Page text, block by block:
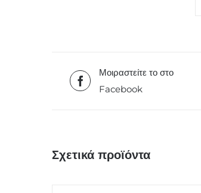
Μοιραστείτε το στο
Facebook
Σχετικά προϊόντα